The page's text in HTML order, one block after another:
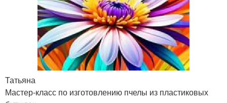
Татьяна
Мастер-класс по изготовлению пчелы из пластиковых